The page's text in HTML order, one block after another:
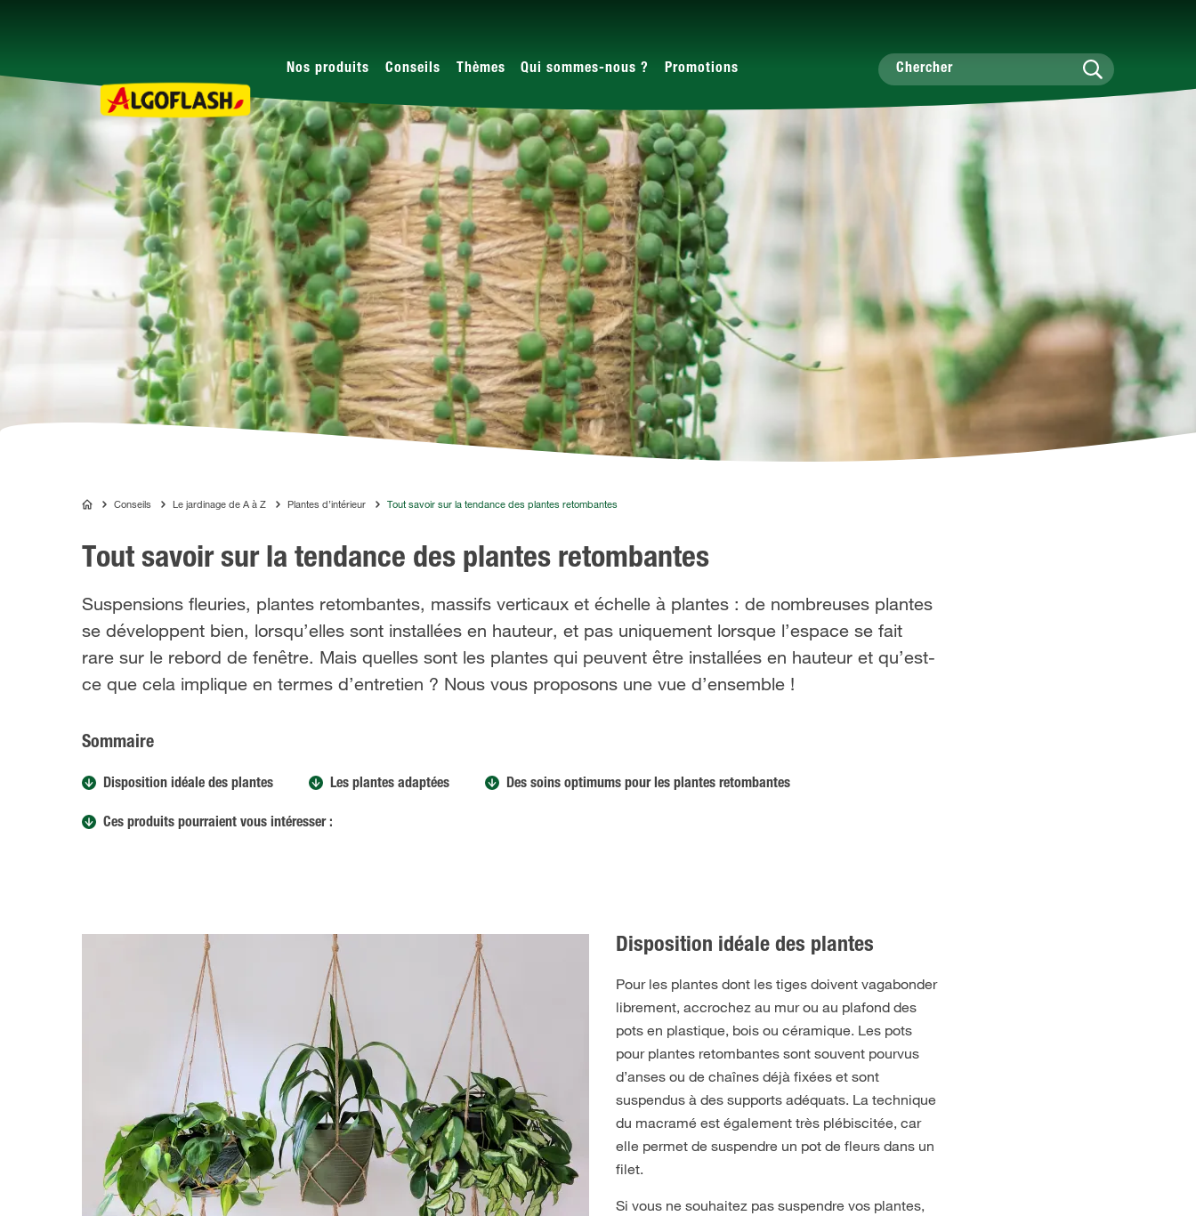
Nos produits Conseils Thèmes Qui sommes-nous ? Promotions
ALGOFLASH
Conseils Le jardinage de A à Z Plantes d’intérieur Tout savoir sur la tendance des plantes retombantes
Tout savoir sur la tendance des plantes retombantes
Suspensions fleuries, plantes retombantes, massifs verticaux et échelle à plantes : de nombreuses plantes
se développent bien, lorsqu’elles sont installées en hauteur, et pas uniquement lorsque l’espace se fait
rare sur le rebord de fenêtre. Mais quelles sont les plantes qui peuvent être installées en hauteur et qu’est-
ce que cela implique en termes d’entretien ? Nous vous proposons une vue d’ensemble !
Sommaire
Disposition idéale des plantes Les plantes adaptées Des soins optimums pour les plantes retombantes
Ces produits pourraient vous intéresser :
Disposition idéale des plantes
Pour les plantes dont les tiges doivent vagabonder
librement, accrochez au mur ou au plafond des
pots en plastique, bois ou céramique. Les pots
pour plantes retombantes sont souvent pourvus
d’anses ou de chaînes déjà fixées et sont
suspendus à des supports adéquats. La technique
du macramé est également très plébiscitée, car
elle permet de suspendre un pot de fleurs dans un
filet.
Si vous ne souhaitez pas suspendre vos plantes,